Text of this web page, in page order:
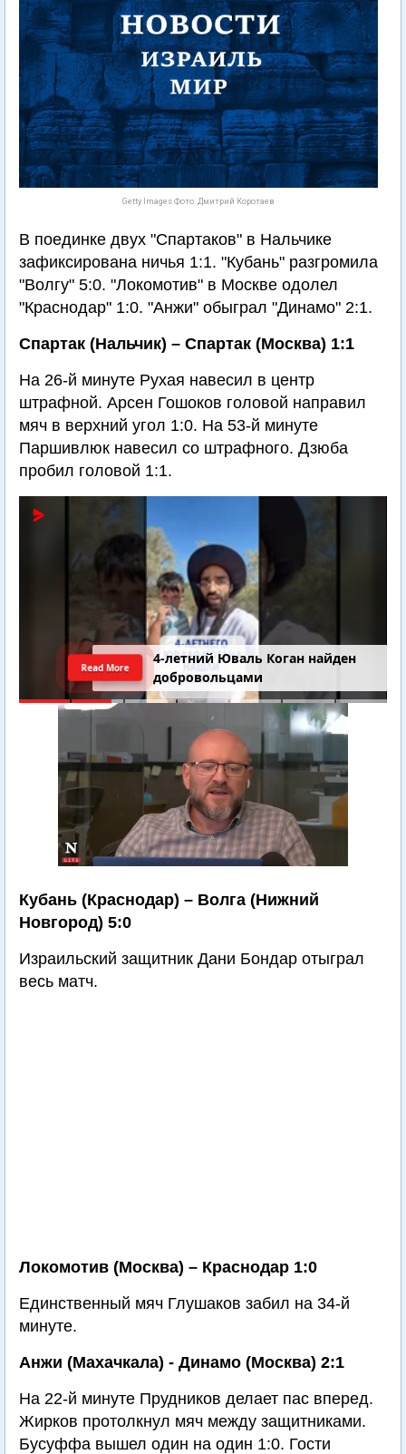
Getty Images Фото: Дмитрий Коротаев
В поединке двух "Спартаков" в Нальчике
зафиксирована ничья 1:1. "Кубань" разгромила
"Волгу" 5:0. "Локомотив" в Москве одолел
"Краснодар" 1:0. "Анжи" обыграл "Динамо" 2:1.
Спартак (Нальчик) – Спартак (Москва) 1:1
На 26-й минуте Рухая навесил в центр
штрафной. Арсен Гошоков головой направил
мяч в верхний угол 1:0. На 53-й минуте
Паршивлюк навесил со штрафного. Дзюба
пробил головой 1:1.
4-летний Юваль Коган найден
добровольцами
Read More
Кубань (Краснодар) – Волга (Нижний
Новгород) 5:0
Израильский защитник Дани Бондар отыграл
весь матч.
Локомотив (Москва) – Краснодар 1:0
Единственный мяч Глушаков забил на 34-й
минуте.
Анжи (Махачкала) - Динамо (Москва) 2:1
На 22-й минуте Прудников делает пас вперед.
Жирков протолкнул мяч между защитниками.
Бусуффа вышел один на один 1:0. Гости